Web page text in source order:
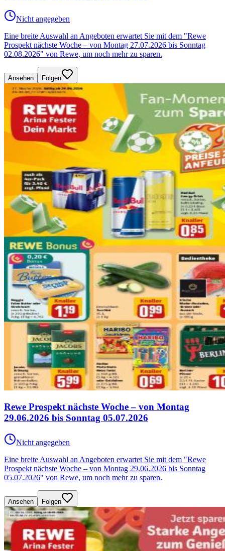
Nicht angegeben
Eine breite Auswahl an Angeboten erwartet Sie mit dem "Rewe
Prospekt nächste Woche – von Montag 27.07.2026 bis Sonntag
02.08.2026" von Rewe, um noch mehr zu sparen.
Ansehen Folgen
Rewe Prospekt nächste Woche – von Montag
29.06.2026 bis Sonntag 05.07.2026
Nicht angegeben
Eine breite Auswahl an Angeboten erwartet Sie mit dem "Rewe
Prospekt nächste Woche – von Montag 29.06.2026 bis Sonntag
05.07.2026" von Rewe, um noch mehr zu sparen.
Ansehen Folgen